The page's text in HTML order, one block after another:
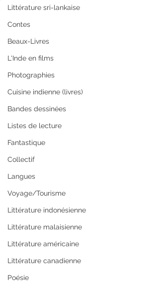
Littérature sri-lankaise
Contes
Beaux-Livres
L'Inde en films
Photographies
Cuisine indienne (livres)
Bandes dessinées
Listes de lecture
Fantastique
Collectif
Langues
Voyage/Tourisme
Littérature indonésienne
Littérature malaisienne
Littérature américaine
Littérature canadienne
Poésie